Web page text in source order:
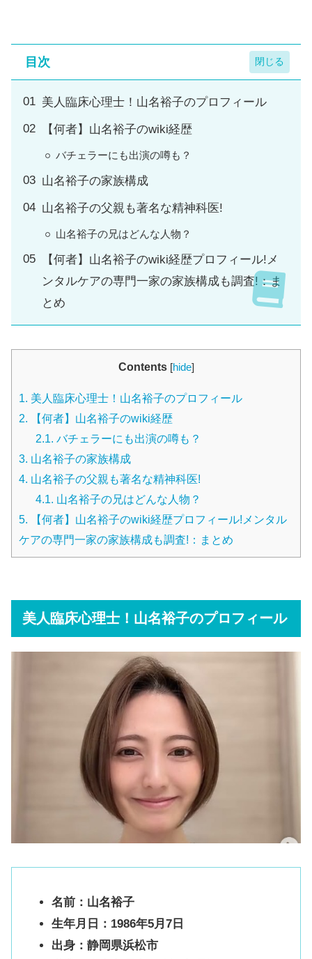
目次
美人臨床心理士！山名裕子のプロフィール
【何者】山名裕子のwiki経歴
バチェラーにも出演の噂も？
山名裕子の家族構成
山名裕子の父親も著名な精神科医!
山名裕子の兄はどんな人物？
【何者】山名裕子のwiki経歴プロフィール!メ
ンタルケアの専門一家の家族構成も調査!：ま
とめ
Contents [hide]
1. 美人臨床心理士！山名裕子のプロフィール
2. 【何者】山名裕子のwiki経歴
2.1. バチェラーにも出演の噂も？
3. 山名裕子の家族構成
4. 山名裕子の父親も著名な精神科医!
4.1. 山名裕子の兄はどんな人物？
5. 【何者】山名裕子のwiki経歴プロフィール!メンタル
ケアの専門一家の家族構成も調査!：まとめ
美人臨床心理士！山名裕子のプロフィール
名前：山名裕子
生年月日：1986年5月7日
出身：静岡県浜松市